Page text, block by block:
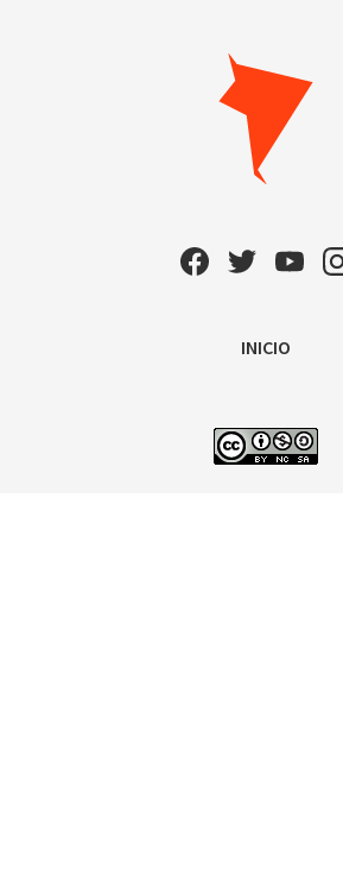
INICIO